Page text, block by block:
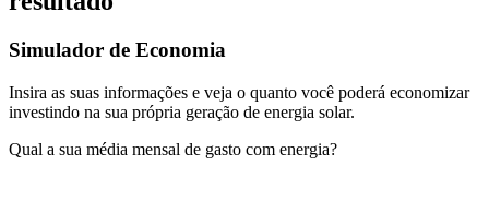
Simulador de Economia
Insira as suas informações e veja o quanto você poderá economizar
investindo na sua própria geração de energia solar.
Qual a sua média mensal de gasto com energia?